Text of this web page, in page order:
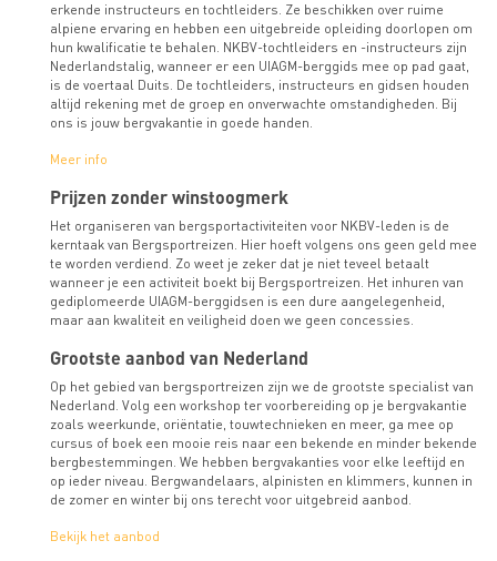
erkende instructeurs en tochtleiders. Ze beschikken over ruime
alpiene ervaring en hebben een uitgebreide opleiding doorlopen om
hun kwalificatie te behalen. NKBV-tochtleiders en -instructeurs zijn
Nederlandstalig, wanneer er een UIAGM-berggids mee op pad gaat,
is de voertaal Duits. De tochtleiders, instructeurs en gidsen houden
altijd rekening met de groep en onverwachte omstandigheden. Bij
ons is jouw bergvakantie in goede handen.
Meer info
Prijzen zonder winstoogmerk
Het organiseren van bergsportactiviteiten voor NKBV-leden is de
kerntaak van Bergsportreizen. Hier hoeft volgens ons geen geld mee
te worden verdiend. Zo weet je zeker dat je niet teveel betaalt
wanneer je een activiteit boekt bij Bergsportreizen. Het inhuren van
gediplomeerde UIAGM-berggidsen is een dure aangelegenheid,
maar aan kwaliteit en veiligheid doen we geen concessies.
Grootste aanbod van Nederland
Op het gebied van bergsportreizen zijn we de grootste specialist van
Nederland. Volg een workshop ter voorbereiding op je bergvakantie
zoals weerkunde, oriëntatie, touwtechnieken en meer, ga mee op
cursus of boek een mooie reis naar een bekende en minder bekende
bergbestemmingen. We hebben bergvakanties voor elke leeftijd en
op ieder niveau. Bergwandelaars, alpinisten en klimmers, kunnen in
de zomer en winter bij ons terecht voor uitgebreid aanbod.
Bekijk het aanbod